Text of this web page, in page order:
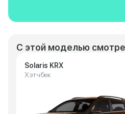
С этой моделью
Solaris KRX
Хэтчбек